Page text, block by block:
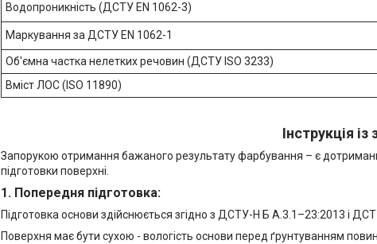
Водопроникність (ДСТУ EN 1062-3)
Маркування за ДСТУ EN 1062-1
Об'ємна частка нелетких речовин (ДСТУ ISO 3233)
Вміст ЛОС (ISO 11890)
Інструкція
Запорукою отримання бажаного результату фарбування – є
підготовки поверхні.
1. Попередня підготовка:
Підготовка основи здійснюється згідно з ДСТУ-Н Б А.3.1–23:2013 і
Поверхня має бути сухою - вологість основи перед ґрунтуванням